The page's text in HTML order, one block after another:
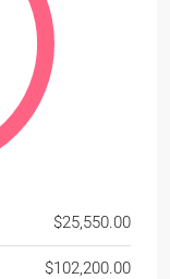
$25,550.00
$102,200.00